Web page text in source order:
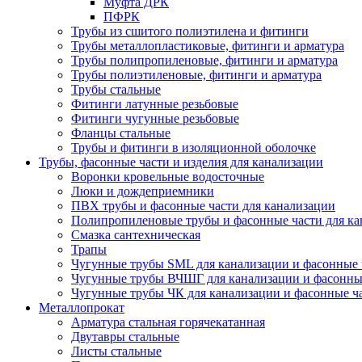
ПФРК
Трубы из сшитого полиэтилена и фитинги
Трубы металлопластиковые, фитинги и арматура
Трубы полипропиленовые, фитинги и арматура
Трубы полиэтиленовые, фитинги и арматура
Трубы стальные
Фитинги латунные резьбовые
Фитинги чугунные резьбовые
Фланцы стальные
Трубы и фитинги в изоляционной оболочке
Трубы, фасонные части и изделия для канализации
Воронки кровельные водосточные
Люки и дождеприемники
ПВХ трубы и фасонные части для канализации
Полипропиленовые трубы и фасонные части для
Смазка сантехническая
Трапы
Чугунные трубы SML для канализации и фасонные
Чугунные трубы ВЧШГ для канализации и
Чугунные трубы ЧК для канализации и фасонные
Металлопрокат
Арматура стальная горячекатанная
Двутавры стальные
Листы стальные